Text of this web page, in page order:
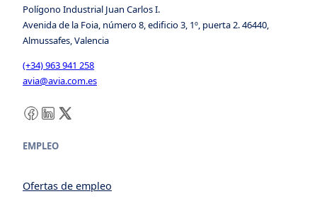
Polígono Industrial Juan Carlos I.
Avenida de la Foia, número 8, edificio 3, 1º, puerta 2. 46440,
Almussafes, Valencia
(+34) 963 941 258
avia@avia.com.es
Facebook LinkedIn X
EMPLEO
Ofertas de empleo